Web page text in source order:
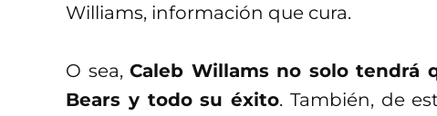
Williams, información que cura.
O sea,Caleb Willams no solo tendrá
Bears y todo su éxito. También, de